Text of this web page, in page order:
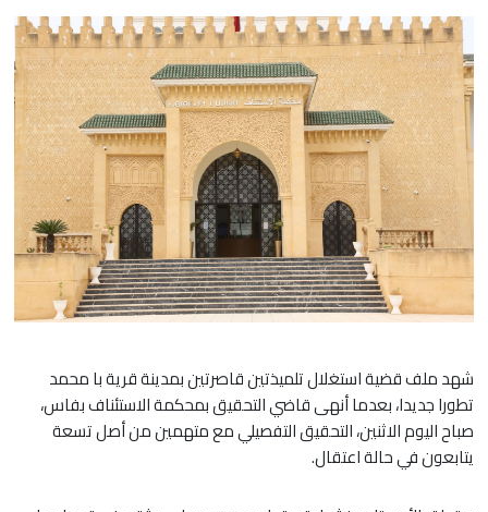
شهد ملف قضية استغلال تلميذتين قاصرتين بمدينة قرية با محمد
تطورا جديدا، بعدما أنهى قاضي التحقيق بمحكمة الاستئناف بفاس،
صباح اليوم الاثنين، التحقيق التفصيلي مع متهمين من أصل تسعة
يتابعون في حالة اعتقال.